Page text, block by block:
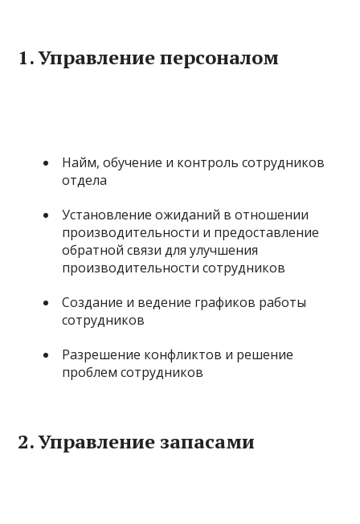
1.Управление персоналом
Найм, обучение и контроль сотрудников
отдела
Установление ожиданий в отношении
производительности и предоставление
обратной связи для улучшения
производительности сотрудников
Создание и ведение графиков работы
сотрудников
Разрешение конфликтов и решение
проблем сотрудников
2.Управление запасами